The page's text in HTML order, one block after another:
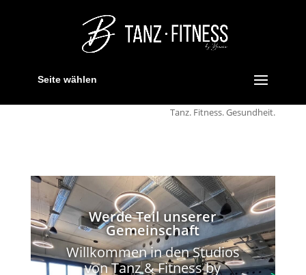
Seite wählen
Tanz. Fitness. Gesundheit.
Werde Teil unserer
Gemeinschaft
Willkommen in den Studios
von Tanz & Fitness by